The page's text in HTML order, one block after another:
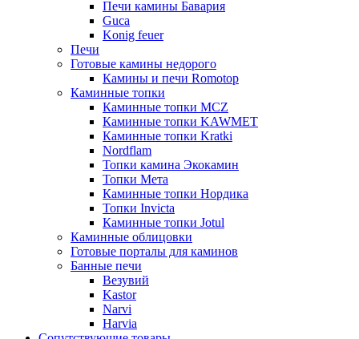
Печи камины Бавария
Guca
Konig feuer
Печи
Готовые камины недорого
Камины и печи Romotop
Каминные топки
Каминные топки MCZ
Каминные топки KAWMET
Каминные топки Kratki
Nordflam
Топки камина Экокамин
Топки Мета
Каминные топки Нордика
Топки Invicta
Каминные топки Jotul
Каминные облицовки
Готовые порталы для каминов
Банные печи
Везувий
Kastor
Narvi
Harvia